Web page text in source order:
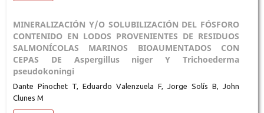
MINERALIZACIÓN Y/O SOLUBILIZACIÓN DEL FÓSFORO
CONTENIDO EN LODOS PROVENIENTES DE RESIDUOS
SALMONÍCOLAS MARINOS BIOAUMENTADOS CON
CEPAS DE Aspergillus niger Y Trichoederma
pseudokoningi
Dante Pinochet T, Eduardo Valenzuela F, Jorge Solís B, John
Clunes M